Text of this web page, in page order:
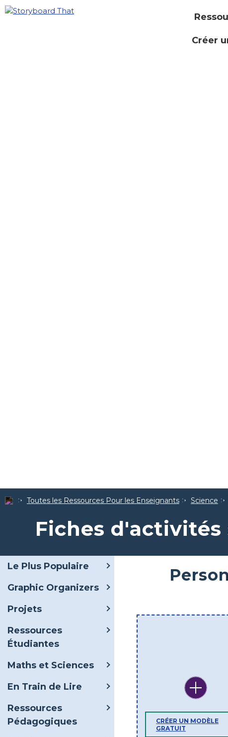
Créer
Toutes les Ressources Pour les Enseignants Science
Fiches d'activités
Le Plus Populaire
Graphic Organizers
Projets
Ressources
Étudiantes
Maths et Sciences
En Train de Lire
Ressources
Pédagogiques
CRÉER UN MODÈLE
GRATUIT